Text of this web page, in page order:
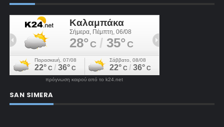
πρόγνωση καιρού από το k24.net
SAN SIMERA